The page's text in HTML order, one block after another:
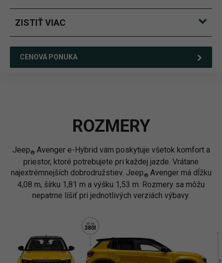
ZISTIŤ VIAC
CENOVÁ PONUKA
ROZMERY
Jeep®Avenger e-Hybrid vám poskytuje všetok komfort a
priestor, ktoré potrebujete pri každej jazde. Vrátane
najextrémnejších dobrodružstiev. Jeep®Avenger má dĺžku
4,08 m, šírku 1,81 m a výšku 1,53 m. Rozmery sa môžu
nepatrne líšiť pri jednotlivých verziách výbavy.